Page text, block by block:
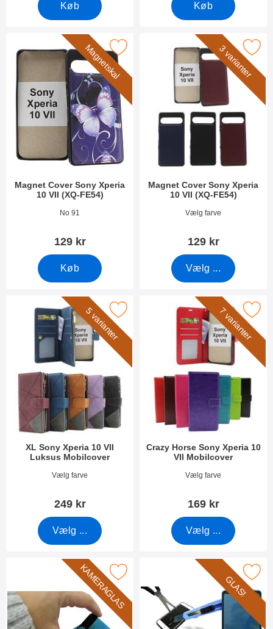
Køb Køb
Magnetskal
Magnet Cover Sony Xperia
10 VII (XQ-FE54)
Varenr 54264No 91
129 kr
Køb
magnet Cover Sony Xperia 10 VII (XQ-FE54) som favorit
3 varianter
Magnet Cover Sony Xperia
10 VII (XQ-FE54)
Varenr 54255Vælg farve
129 kr
Vælg ...
Marker magnet Cover Sony Xperia
5 varianter
XL Sony Xperia 10 VII
Luksus Mobilcover
Varenr 54266Vælg farve
249 kr
Vælg ...
xL Sony Xperia 10 VII Luksus Mobilcover som favorit
7 varianter
Crazy Horse Sony Xperia 10
VII Mobilcover
Varenr 54271Vælg farve
169 kr
Vælg ...
Marker crazy Horse Sony Xperia
KAMERAGLAS
Marker kameraglas Sony Xperia 10 VII som favorit
GLAS!
Marker glasbeskyttelse Sony